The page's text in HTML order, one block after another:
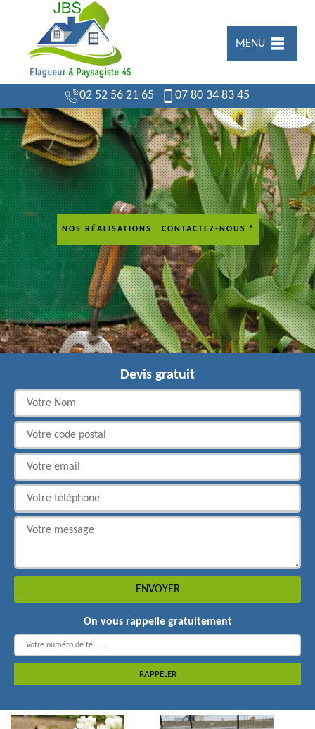
MENU
02 52 56 21 65 07 80 34 83 45
NOS RÉALISATIONS CONTACTEZ-NOUS !
Devis gratuit
On vous rappelle gratuitement